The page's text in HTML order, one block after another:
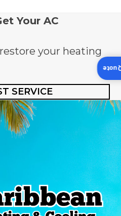
Your AC
your heating
SERVICE